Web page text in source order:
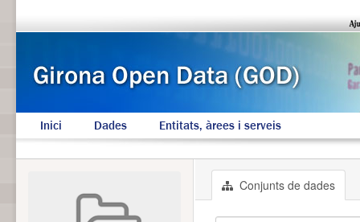
Inici Dades Entitats, àrees i serveis
Conjunts de dades